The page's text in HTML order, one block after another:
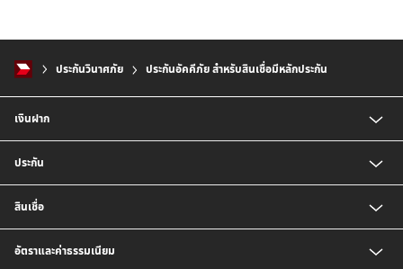
ประกันวินาศภัย ประกันอัคคีภัย สำหรับสินเชื่อมีหลักประกัน
เงินฝาก
บัญชีเงินฝากประจำ
บัญชีเงินฝากกระแสรายวัน
บัญชีเงินฝากเงินตราต่างประเทศ
ตารางเปรียบเทียบผลิตภัณฑ์
ประกัน
ประกันวินาศภัย
สินเชื่อ
สินเชื่อบ้าน
อัตราและค่าธรรมเนียม